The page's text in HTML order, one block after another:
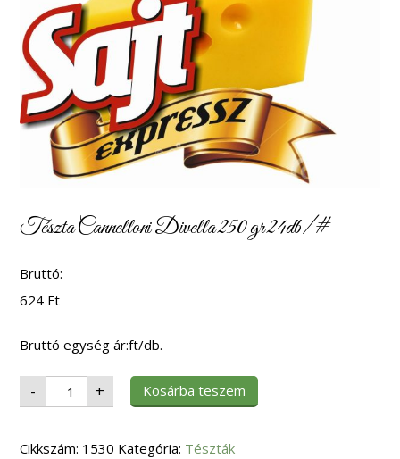
Tészta Cannelloni Divella 250 gr 24db/#
Bruttó:
624 Ft
Bruttó egység ár:ft/db.
- Tészta
Cannelloni
Divella
24db/#
+ Kosárba teszem
Cikkszám: 1530 Kategória: Tészták